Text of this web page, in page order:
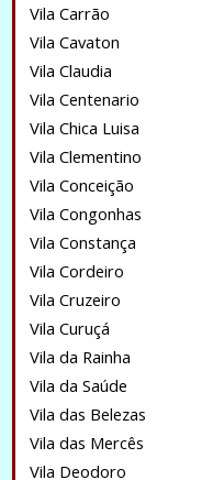
Vila Carrão
Vila Cavaton
Vila Claudia
Vila Centenario
Vila Chica Luisa
Vila Clementino
Vila Conceição
Vila Congonhas
Vila Constança
Vila Cordeiro
Vila Cruzeiro
Vila Curuçá
Vila da Rainha
Vila da Saúde
Vila das Belezas
Vila das Mercês
Vila Deodoro